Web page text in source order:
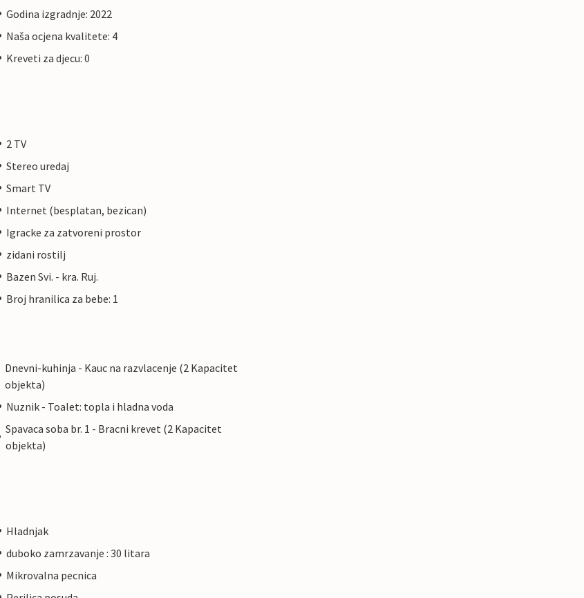
Godina izgradnje: 2022
Naša ocjena kvalitete: 4
Kreveti za djecu: 0
2 TV
Stereo uredaj
Smart TV
Internet (besplatan, bezican)
Igracke za zatvoreni prostor
zidani rostilj
Bazen Svi. - kra. Ruj.
Broj hranilica za bebe: 1
Dnevni-kuhinja - Kauc na razvlacenje (2 Kapacitet
objekta)
Nuznik - Toalet: topla i hladna voda
Spavaca soba br. 1 - Bracni krevet (2 Kapacitet
objekta)
Hladnjak
duboko zamrzavanje : 30 litara
Mikrovalna pecnica